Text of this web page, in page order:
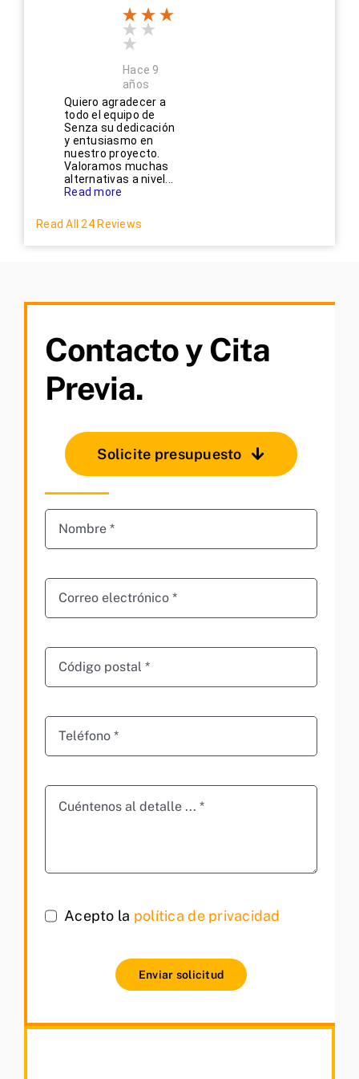
Hace 9
años
Quiero agradecer a
todo el equipo de
Senza su dedicación
y entusiasmo en
nuestro proyecto.
Valoramos muchas
alternativas a nivel...
Read more
Read All 24 Reviews
Contacto y Cita
Previa.
Solicite presupuesto
Acepto la política de privacidad
Enviar solicitud